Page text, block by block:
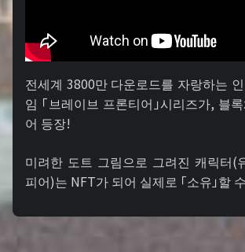
전세계 3800만 다운로드를 자랑하는
임 「브레이브 프론티어」시리즈가, 블
어 등장!
미려한 도트 그림으로 그려진 캐릭터(
피어)는 NFT가 되어 실제로 「소유」할